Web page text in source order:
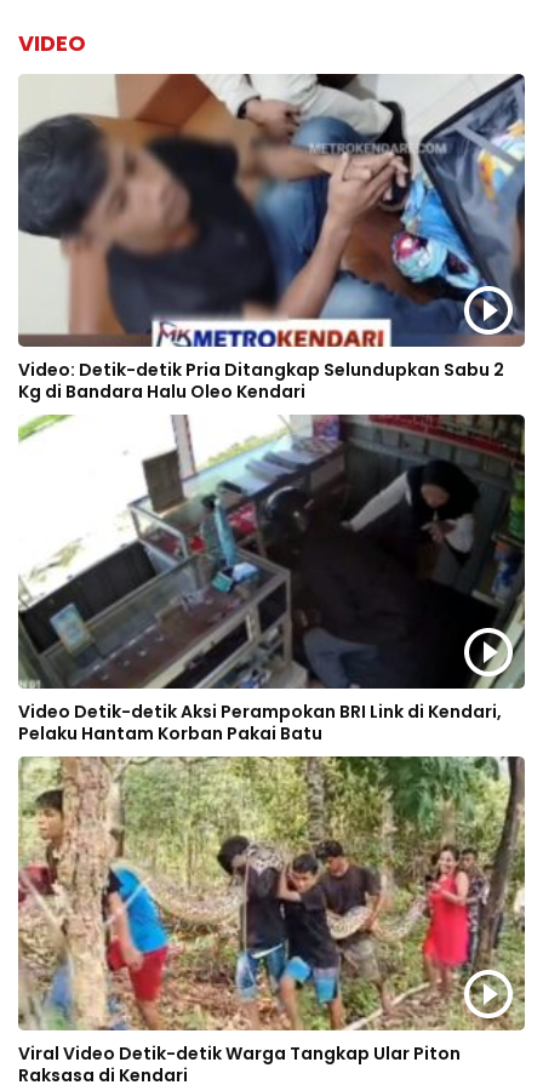
VIDEO
Video: Detik-detik Pria Ditangkap Selundupkan Sabu 2
Kg di Bandara Halu Oleo Kendari
Video Detik-detik Aksi Perampokan BRI Link di Kendari,
Pelaku Hantam Korban Pakai Batu
Viral Video Detik-detik Warga Tangkap Ular Piton
Raksasa di Kendari